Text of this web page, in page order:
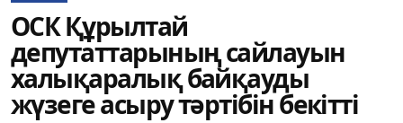
ОСК Құрылтай
депутаттарының сайлауын
халықаралық байқауды
жүзеге асыру тәртібін бекітті